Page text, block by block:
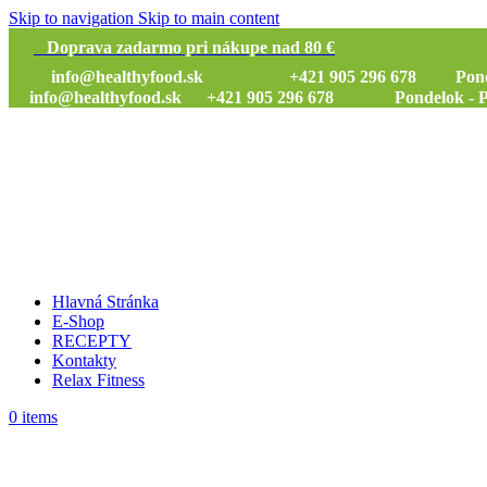
Skip to navigation Skip to main content
Doprava zadarmo pri nákupe nad 80 €
info@healthyfood.sk
+421 905 296 678
info@healthyfood.sk
+421 905 296 678 Pondelok -
Hlavná Stránka
E-Shop
RECEPTY
Kontakty
Relax Fitness
0 items